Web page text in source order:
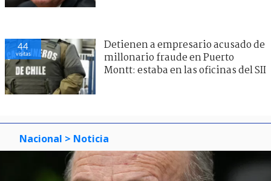
44
visitas
Detienen a empresario acusado de
millonario fraude en Puerto
Montt: estaba en las oficinas del SII
Nacional > Noticia